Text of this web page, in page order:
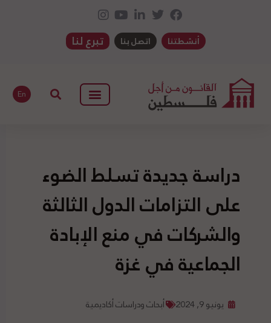
أنشطتنا اتصل بنا تبرع لنا
En
دراسة جديدة تسلط الضوء
على التزامات الدول الثالثة
والشركات في منع الإبادة
الجماعية في غزة
يونيو 9, 2024 أبحاث ودراسات أكاديمية